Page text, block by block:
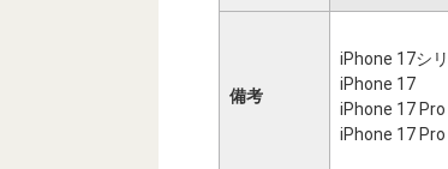
備考
iPhone 17シ
iPhone 17
iPhone 17 Pro
iPhone 17